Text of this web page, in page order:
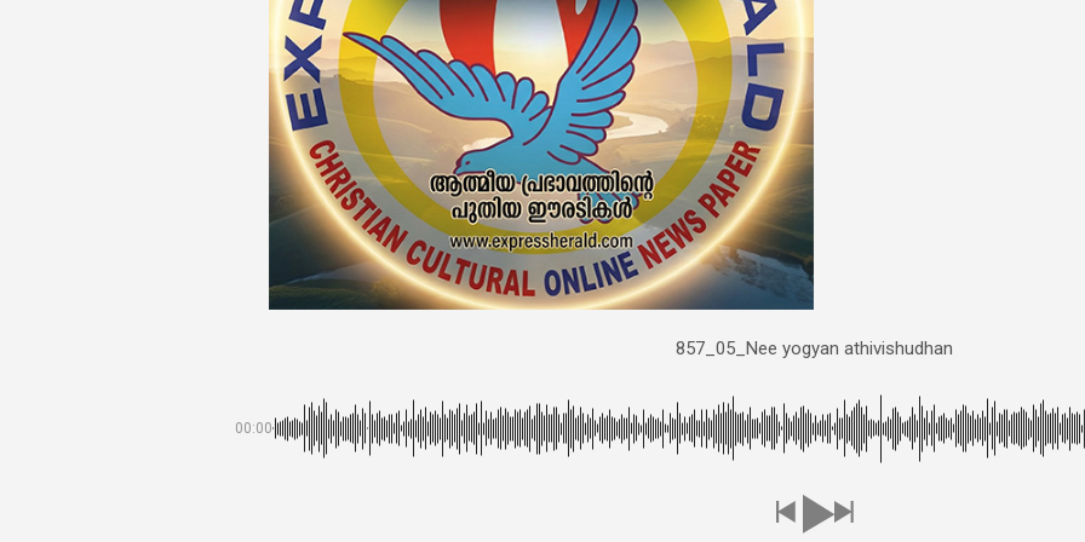
857_05_Nee yogyan athivishudhan
00:00